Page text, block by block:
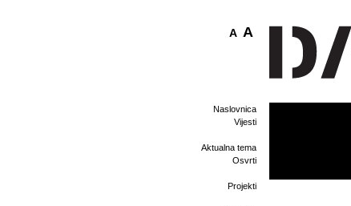
A A
Naslovnica
Vijesti
Aktualna tema
Osvrti
Projekti